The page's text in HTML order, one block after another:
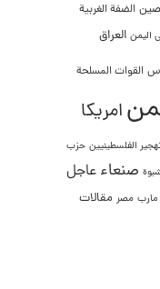
الضفة الغربية
اليمن العراق
القوات المسلحة
امريكا
الفلسطينيين حزب
صنعاء عاجل
مارب مصر مقالات